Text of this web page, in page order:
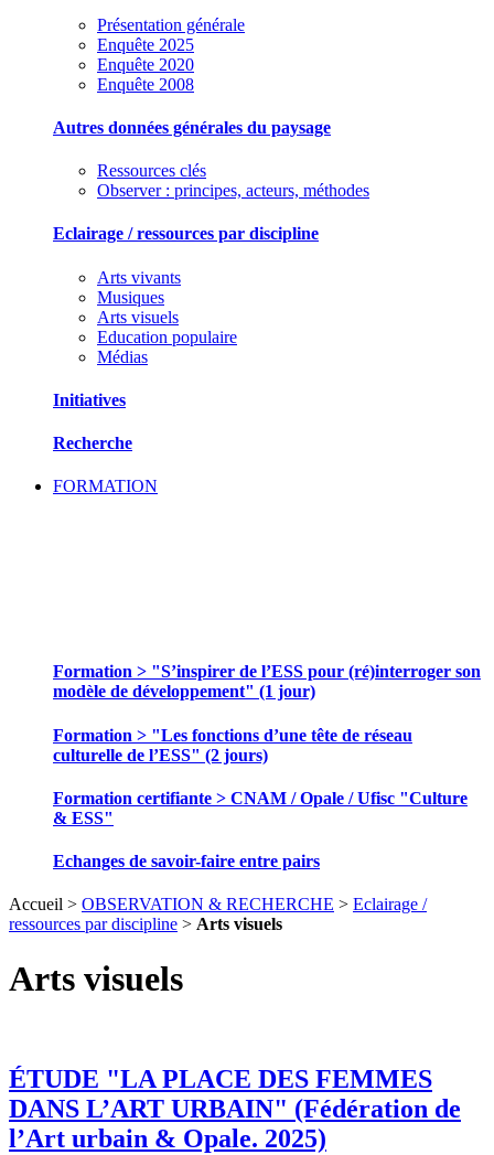
Présentation générale
Enquête 2025
Enquête 2020
Enquête 2008
Autres données générales du paysage
Ressources clés
Observer : principes, acteurs, méthodes
Eclairage / ressources par discipline
Arts vivants
Musiques
Arts visuels
Education populaire
Médias
Initiatives
Recherche
FORMATION
Formation > "S’inspirer de l’ESS pour (ré)interroger son
modèle de développement" (1 jour)
Formation > "Les fonctions d’une tête de réseau
culturelle de l’ESS" (2 jours)
Formation certifiante > CNAM / Opale / Ufisc "Culture
& ESS"
Echanges de savoir-faire entre pairs
Accueil > OBSERVATION & RECHERCHE > Eclairage /
ressources par discipline > Arts visuels
Arts visuels
ÉTUDE "LA PLACE DES FEMMES
DANS L’ART URBAIN" (Fédération de
l’Art urbain & Opale. 2025)